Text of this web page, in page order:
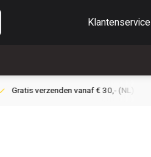
Klantenservice
Gratis verzenden vanaf € 30,- (NL)